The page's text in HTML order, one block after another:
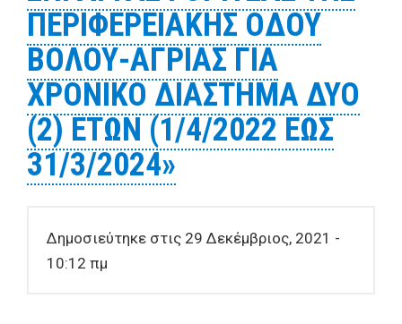
ΠΕΡΙΦΕΡΕΙΑΚΗΣ ΟΔΟΥ
ΒΟΛΟΥ-ΑΓΡΙΑΣ ΓΙΑ
ΧΡΟΝΙΚΟ ΔΙΑΣΤΗΜΑ ΔΥΟ
(2) ΕΤΩΝ (1/4/2022 ΕΩΣ
31/3/2024»
Δημοσιεύτηκε στις 29 Δεκέμβριος, 2021 -
10:12 πμ